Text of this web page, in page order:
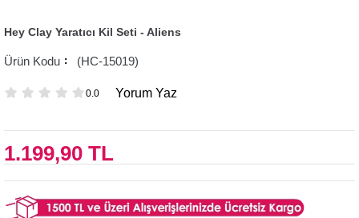
Hey Clay Yaratıcı Kil Seti - Aliens
(HC-15019)
0.0 Yorum Yaz
1.199,90 TL